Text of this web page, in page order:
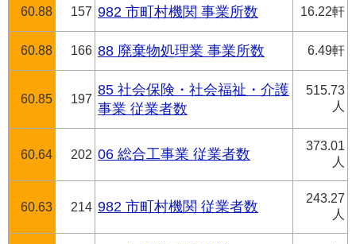
60.88 157 982 市町村機関 事業所数 16.22軒
60.88 166 88 廃棄物処理業 事業所数 6.49軒
60.85 197
85 社会保険・社会福祉・介護
事業 従業者数
515.73
人
60.64 202 06 総合工事業 従業者数
373.01
人
60.63 214 982 市町村機関 従業者数
243.27
人